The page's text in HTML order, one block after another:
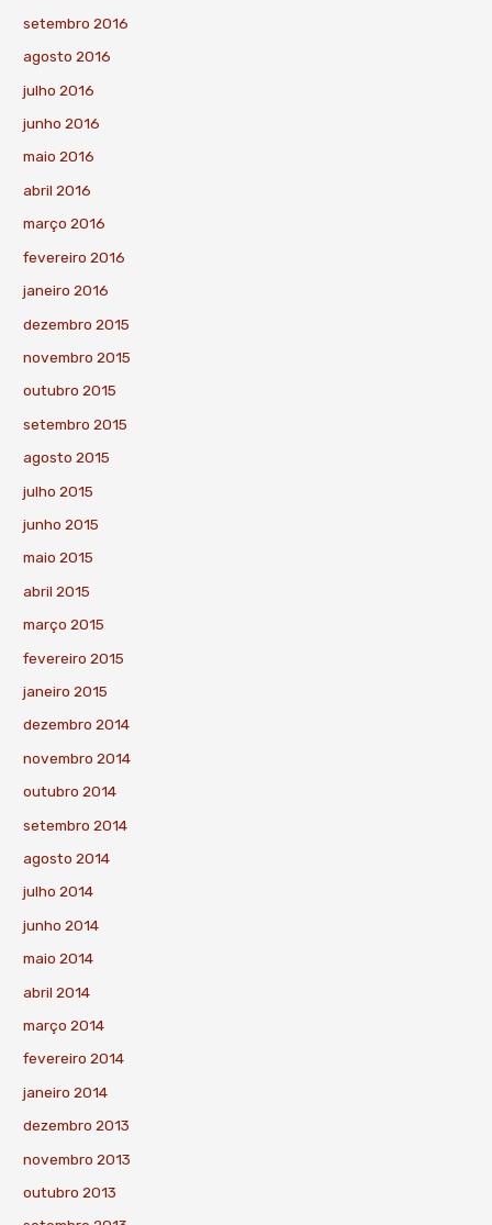
setembro 2016
agosto 2016
julho 2016
junho 2016
maio 2016
abril 2016
março 2016
fevereiro 2016
janeiro 2016
dezembro 2015
novembro 2015
outubro 2015
setembro 2015
agosto 2015
julho 2015
junho 2015
maio 2015
abril 2015
março 2015
fevereiro 2015
janeiro 2015
dezembro 2014
novembro 2014
outubro 2014
setembro 2014
agosto 2014
julho 2014
junho 2014
maio 2014
abril 2014
março 2014
fevereiro 2014
janeiro 2014
dezembro 2013
novembro 2013
outubro 2013